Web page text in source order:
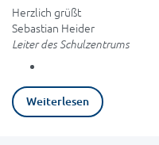
Herzlich grüßt
Sebastian Heider
Leiter des Schulzentrums
Weiterlesen